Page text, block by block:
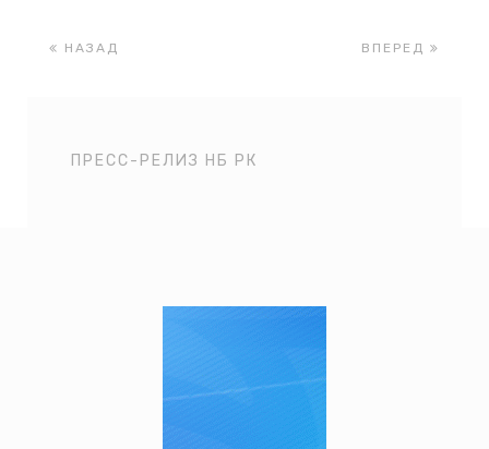
НАЗАД ВПЕРЕД
ПРЕСС-РЕЛИЗ НБ РК